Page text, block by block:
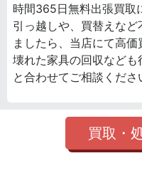
時間365日無料出張買取
引っ越しや、買替えな
ましたら、当店にて高価
壊れた家具の回収なども
と合わせてご相談くださ
買取・